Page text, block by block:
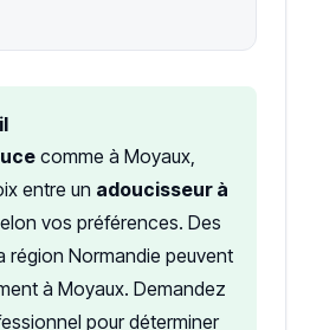
comme à Moyaux,
entre un adoucisseur à
vos préférences. Des
région Normandie peuvent
à Moyaux. Demandez
pour déterminer